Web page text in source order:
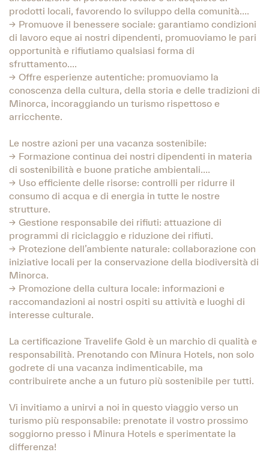
prodotti locali, favorendo lo sviluppo della comunità….
→ Promuove il benessere sociale: garantiamo condizioni
di lavoro eque ai nostri dipendenti, promuoviamo le pari
opportunità e rifiutiamo qualsiasi forma di
sfruttamento….
→ Offre esperienze autentiche: promuoviamo la
conoscenza della cultura, della storia e delle tradizioni di
Minorca, incoraggiando un turismo rispettoso e
arricchente.
Le nostre azioni per una vacanza sostenibile:
→ Formazione continua dei nostri dipendenti in materia
di sostenibilità e buone pratiche ambientali….
→ Uso efficiente delle risorse: controlli per ridurre il
consumo di acqua e di energia in tutte le nostre
strutture.
→ Gestione responsabile dei rifiuti: attuazione di
programmi di riciclaggio e riduzione dei rifiuti.
→ Protezione dell’ambiente naturale: collaborazione con
iniziative locali per la conservazione della biodiversità di
Minorca.
→ Promozione della cultura locale: informazioni e
raccomandazioni ai nostri ospiti su attività e luoghi di
interesse culturale.
La certificazione Travelife Gold è un marchio di qualità e
responsabilità. Prenotando con Minura Hotels, non solo
godrete di una vacanza indimenticabile, ma
contribuirete anche a un futuro più sostenibile per tutti.
Vi invitiamo a unirvi a noi in questo viaggio verso un
turismo più responsabile: prenotate il vostro prossimo
soggiorno presso i Minura Hotels e sperimentate la
differenza!